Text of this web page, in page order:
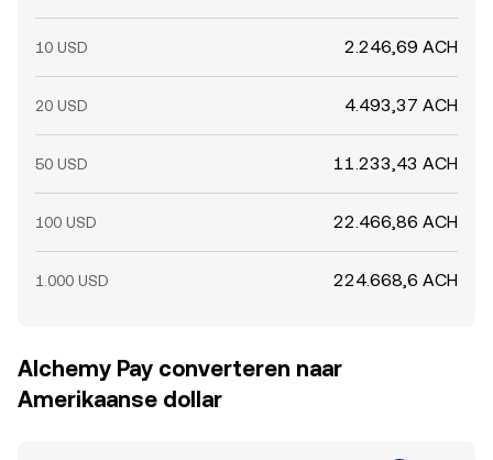
10 USD 2.246,69 ACH
20 USD 4.493,37 ACH
50 USD 11.233,43 ACH
100 USD 22.466,86 ACH
1.000 USD 224.668,6 ACH
Alchemy Pay converteren naar
Amerikaanse dollar